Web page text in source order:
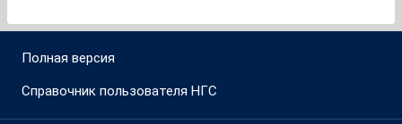
Полная версия
Справочник пользователя НГС